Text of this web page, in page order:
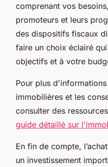
comprenant vos
promoteurs et leurs
des dispositifs fiscaux
faire un choix éclairé
objectifs et à votre
Pour plus
immobilières et les
consulter des
guide détaillé sur
En fin de compte,
un investissement